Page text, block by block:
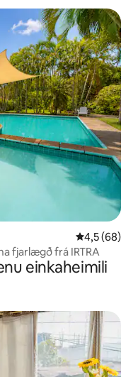
4,5 af 5 í
4,5 (68)
fjarlægð frá IRTRA
einkaheimili